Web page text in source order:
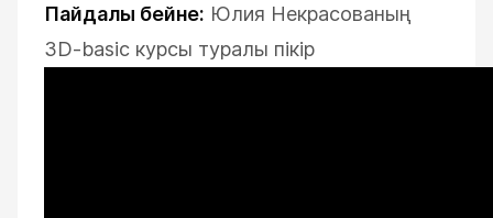
Пайдалы бейне: Юлия Некрасованың
3D-basic курсы туралы пікір